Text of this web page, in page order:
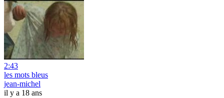
2:43
les mots bleus
jean-michel
il y a 18 ans